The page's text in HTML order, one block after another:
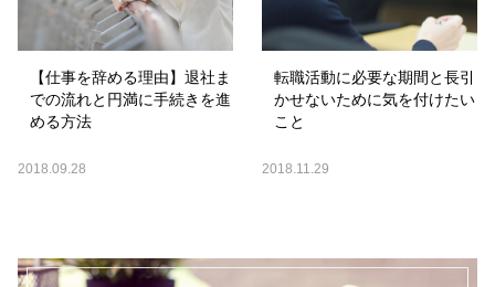
【仕事を辞める理由】退社ま
での流れと円満に手続きを進
める方法
2018.09.28
転職活動に必要な期間と長引
かせないために気を付けたい
こと
2018.11.29